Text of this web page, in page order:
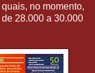
no momento,
28.000 a 30.000